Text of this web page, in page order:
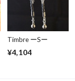
Timbre ーSー
¥4,104